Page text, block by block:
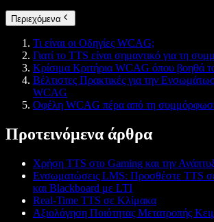
Περιεχόμενα
Τι είναι οι Οδηγίες WCAG;
Γιατί το TTS είναι σημαντικό για τη
Κρίσιμα Κριτήρια WCAG όπου βοηθά
Βέλτιστες Πρακτικές για την
WCAG
Οφέλη WCAG πέρα από τη
Προτεινόμενα άρθρα
Χρήση TTS στο Gaming και την
Ενσωματώσεις LMS: Προσθέστε TTS
και Blackboard με LTI
Real-Time TTS σε Κλίμακα
Αξιολόγηση Ποιότητας Μετατροπής